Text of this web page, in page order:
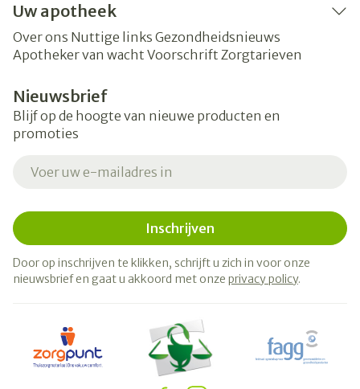
Uw apotheek
Over ons Nuttige links Gezondheidsnieuws
Apotheker van wacht Voorschrift Zorgtarieven
Nieuwsbrief
Blijf op de hoogte van nieuwe producten en
promoties
Inschrijven
Door op inschrijven te klikken, schrijft u zich in voor onze
nieuwsbrief en gaat u akkoord met onze privacy policy.